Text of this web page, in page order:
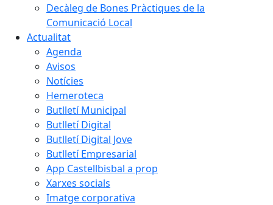
Decàleg de Bones Pràctiques de la
Comunicació Local
Actualitat
Agenda
Avisos
Notícies
Hemeroteca
Butlletí Municipal
Butlletí Digital
Butlletí Digital Jove
Butlletí Empresarial
App Castellbisbal a prop
Xarxes socials
Imatge corporativa